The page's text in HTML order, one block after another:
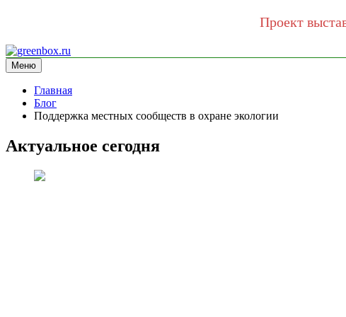
Проект
Перейти
к
содержимому
greenbox.ru
сайт про экологию
Меню
Главная
Блог
Поддержка местных сообществ в охране экологии
Актуальное сегодня